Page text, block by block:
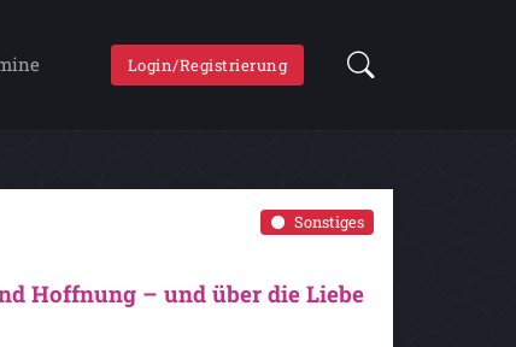
Login/Registrierung
Sonstiges
Hoffnung – und über die Liebe